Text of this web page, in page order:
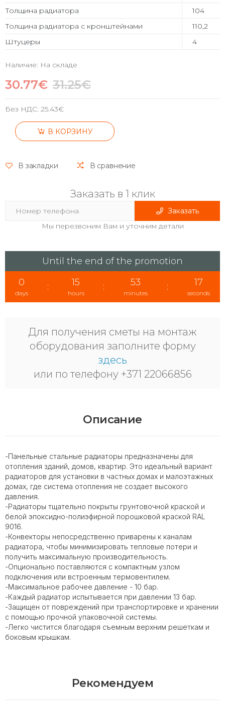
Толщина радиатора
104
Толщина радиатора с кронштейнами
110,2
Штуцеры
4
Наличие: На складе
30.77€ 31.25€
Без НДС: 25.43€
В КОРЗИНУ
В закладки В сравнение
Заказать в 1 клик
Заказать
Мы перезвоним Вам и уточним детали
Until the end of the promotion
0
days
: 15
hours
: 53
minutes
: 17
seconds
Для получения сметы на монтаж
оборудования заполните форму
здесь
или по телефону +371 22066856
Описание
-Панельные стальные радиаторы предназначены для
отопления зданий, домов, квартир. Это идеальный вариант
радиаторов для установки в частных домах и малоэтажных
домах, где система отопления не создает высокого
давления.
-Радиаторы тщательно покрыты грунтовочной краской и
белой эпоксидно-полиэфирной порошковой краской RAL
9016.
-Конвекторы непосредственно приварены к каналам
радиатора, чтобы минимизировать тепловые потери и
получить максимальную производительность.
-Опционально поставляются с компактным узлом
подключения или встроенным термовентилем.
-Максимальное рабочее давление - 10 бар.
-Каждый радиатор испытывается при давлении 13 бар.
-Защищен от повреждений при транспортировке и хранении
с помощью прочной упаковочной системы.
-Легко чистится благодаря съемным верхним решеткам и
боковым крышкам.
Рекомендуем